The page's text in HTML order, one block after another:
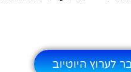
לערוץ היוטיוב